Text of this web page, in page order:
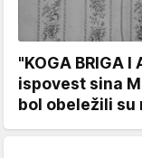
"KOGA BRIGA I
ispovest sina
bol obeležili su